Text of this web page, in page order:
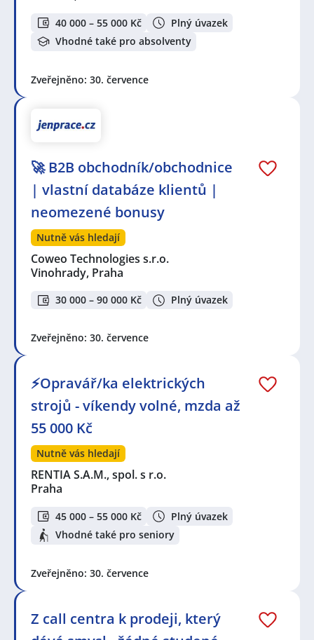
40 000 – 55 000 Kč
Plný úvazek
Vhodné také pro absolventy
Zveřejněno: 30. července
🚀 B2B obchodník/obchodnice
| vlastní databáze klientů |
neomezené bonusy
Nutně vás hledají
Coweo Technologies s.r.o.
Vinohrady, Praha
30 000 – 90 000 Kč Plný úvazek
Zveřejněno: 30. července
⚡Opravář/ka elektrických
strojů - víkendy volné, mzda až
55 000 Kč
Nutně vás hledají
RENTIA S.A.M., spol. s r.o.
Praha
45 000 – 55 000 Kč
Plný úvazek
Vhodné také pro seniory
Zveřejněno: 30. července
Z call centra k prodeji, který